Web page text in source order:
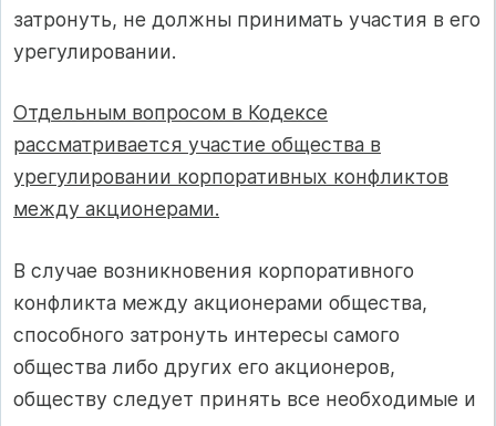
затронуть, не должны принимать участия в его
урегулировании.
Отдельным вопросом в Кодексе
рассматривается участие общества в
урегулировании корпоративных конфликтов
между акционерами.
В случае возникновения корпоративного
конфликта между акционерами общества,
способного затронуть интересы самого
общества либо других его акционеров,
обществу следует принять все необходимые и